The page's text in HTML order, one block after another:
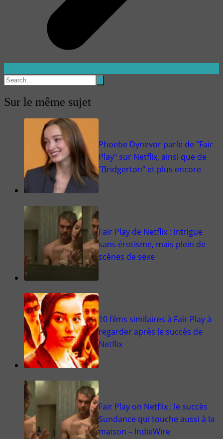
Sur le même sujet
Phoebe Dynevor parle de "Fair
Play" sur Netflix, ainsi que de
"Bridgerton" et plus encore
Fair Play de Netflix : intrigue
sans érotisme, mais plein de
scènes de sexe
10 films similaires à Fair Play à
regarder après le succès de
Netflix
Fair Play on Netflix : le succès
Sundance qui touche aussi à la
maison – IndieWire